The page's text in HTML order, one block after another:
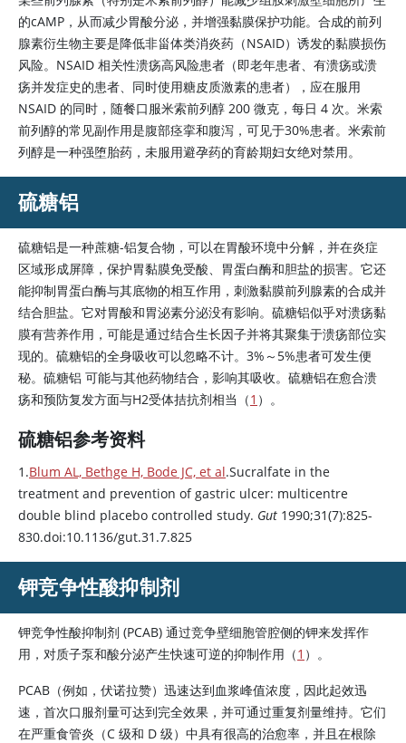
的cAMP，从而减少胃酸分泌，并增强黏膜保护功能。合成的前列
腺素衍生物主要是降低非甾体类消炎药（NSAID）诱发的黏膜损伤
风险。NSAID 相关性溃疡高风险患者（即老年患者、有溃疡或溃
疡并发症史的患者、同时使用糖皮质激素的患者），应在服用
NSAID 的同时，随餐口服米索前列醇 200 微克，每日 4 次。 米索
前列醇的常见副作用是腹部痉挛和腹泻，可见于30%患者。 米索前
列醇是一种强堕胎药，未服用避孕药的育龄期妇女绝对禁用。
硫糖铝
硫糖铝是一种蔗糖-铝复合物，可以在胃酸环境中分解，并在炎症
区域形成屏障，保护胃黏膜免受酸、胃蛋白酶和胆盐的损害。它还
能抑制胃蛋白酶与其底物的相互作用，刺激黏膜前列腺素的合成并
结合胆盐。它对胃酸和胃泌素分泌没有影响。硫糖铝似乎对溃疡黏
膜有营养作用，可能是通过结合生长因子并将其聚集于溃疡部位实
现的。 硫糖铝的全身吸收可以忽略不计。3%～5%患者可发生便
秘。 硫糖铝 可能与其他药物结合，影响其吸收。硫糖铝在愈合溃
疡和预防复发方面与H2受体拮抗剂相当（1 ）。
硫糖铝参考资料
1.Blum AL, Bethge H, Bode JC, et al.Sucralfate in the
treatment and prevention of gastric ulcer: multicentre
double blind placebo controlled study. Gut 1990;31(7):825-
830.doi:10.1136/gut.31.7.825
钾竞争性酸抑制剂
钾竞争性酸抑制剂 (PCAB) 通过竞争壁细胞管腔侧的钾来发挥作
用，对质子泵和酸分泌产生快速可逆的抑制作用（1 ）。
PCAB（例如，伏诺拉赞）迅速达到血浆峰值浓度，因此起效迅
速，首次口服剂量可达到完全效果，并可通过重复剂量维持。它们
在严重食管炎（C 级和 D 级）中具有很高的治愈率，并且在根除